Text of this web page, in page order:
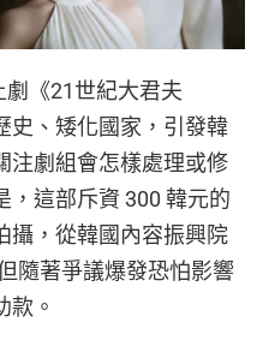
劇《21世紀大君夫
史、矮化國家，引發韓
注劇組會怎樣處理或修
，這部斥資 300 韓元的
攝，從韓國內容振興院
隨著爭議爆發恐怕影響
款。